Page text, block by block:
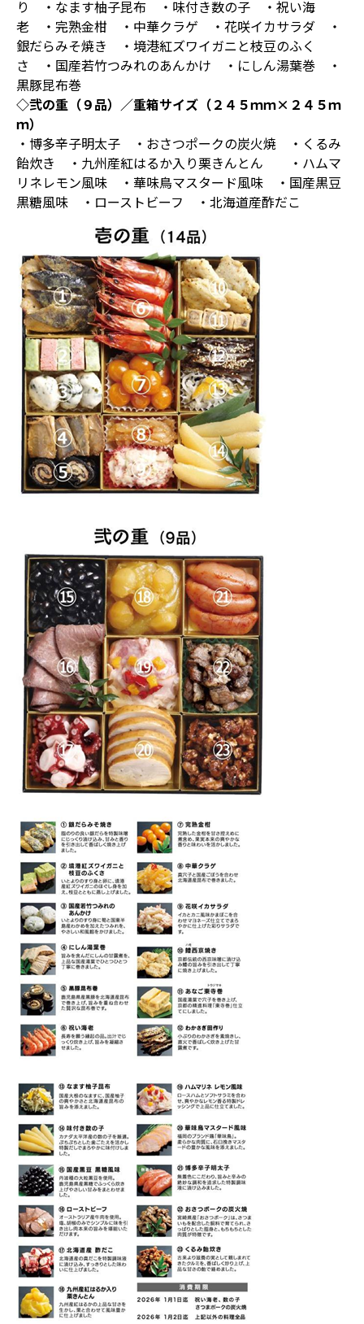
り ・なます柚子昆布 ・味付き数の子 ・祝い海
老 ・完熟金柑 ・中華クラゲ ・花咲イカサラダ ・
銀だらみそ焼き ・境港紅ズワイガニと枝豆のふく
さ ・国産若竹つみれのあんかけ ・にしん湯葉巻 ・
黒豚昆布巻
◇弐の重（９品）／重箱サイズ（２４５ｍｍ×２４５ｍ
ｍ）
・博多辛子明太子 ・おさつポークの炭火焼 ・くるみ
飴炊き ・九州産紅はるか入り栗きんとん ・ハムマ
リネレモン風味 ・華味鳥マスタード風味 ・国産黒豆
黒糖風味 ・ローストビーフ ・北海道産酢だこ